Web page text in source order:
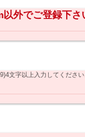
外でご登録下さ
文字以上入力してください